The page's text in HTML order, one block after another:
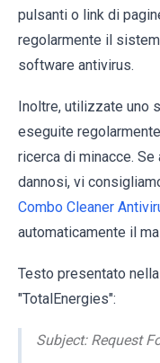
pulsanti o link di
regolarmente il
software antivirus.
Inoltre, utilizzate uno
eseguite
ricerca di minacce.
dannosi, vi
Combo Cleaner
automaticamente il
Testo presentato
"TotalEnergies":
Subject: Request